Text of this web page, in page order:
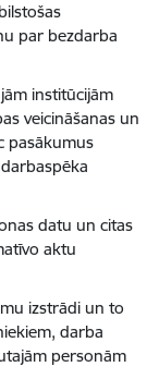
par bezdarba
institūcijām
veicināšanas un
pasākumus
datu un citas
aktu
izstrādi un to
darba
personām